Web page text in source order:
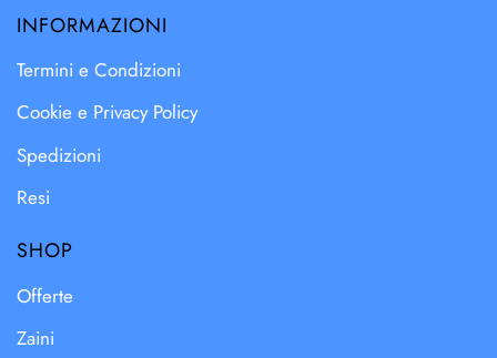
INFORMAZIONI
Termini e Condizioni
Cookie e Privacy Policy
Spedizioni
Resi
SHOP
Offerte
Zaini